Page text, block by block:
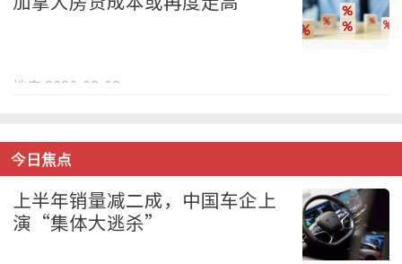
地产 2026-08-08
今日焦点
上半年销量减二成，中国车企上
演“集体大逃杀”